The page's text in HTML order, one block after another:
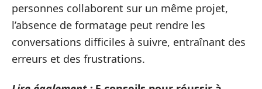
personnes collaborent sur un même projet,
l’absence de formatage peut rendre les
conversations difficiles à suivre, entraînant des
erreurs et des frustrations.